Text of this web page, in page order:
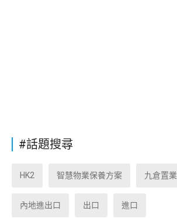
#話題搜尋
HK2 智慧物業保養方案 九倉置業
內地進出口 出口 進口